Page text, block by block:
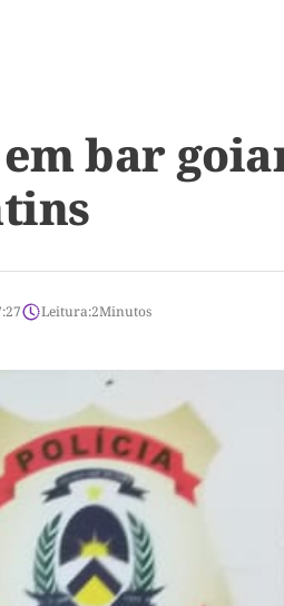
bar
Leitura:2Minutos